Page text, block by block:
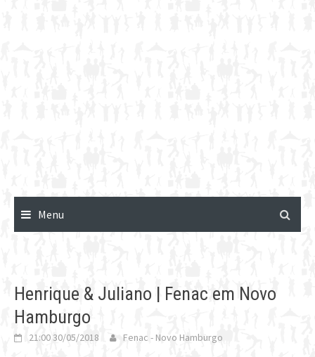
Menu
Henrique & Juliano | Fenac em Novo
Hamburgo
21:00 30/05/2018 Fenac - Novo Hamburgo